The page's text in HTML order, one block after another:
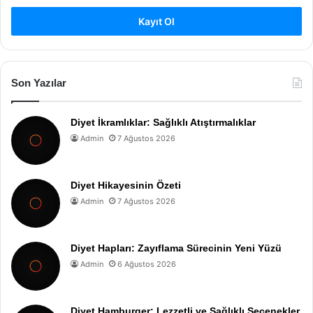
Kayıt Ol
Son Yazılar
Diyet İkramlıklar: Sağlıklı Atıştırmalıklar
Admin 7 Ağustos 2026
Diyet Hikayesinin Özeti
Admin 7 Ağustos 2026
Diyet Hapları: Zayıflama Sürecinin Yeni Yüzü
Admin 6 Ağustos 2026